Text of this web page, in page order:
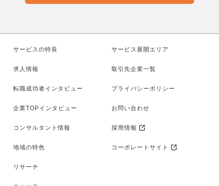
サービスの特長
求人情報
転職成功者インタビュー
企業TOPインタビュー
コンサルタント情報
地域の特色
リサーチ
サービス展開エリア
取引先企業一覧
プライバシーポリシー
お問い合わせ
採用情報
コーポレートサイト